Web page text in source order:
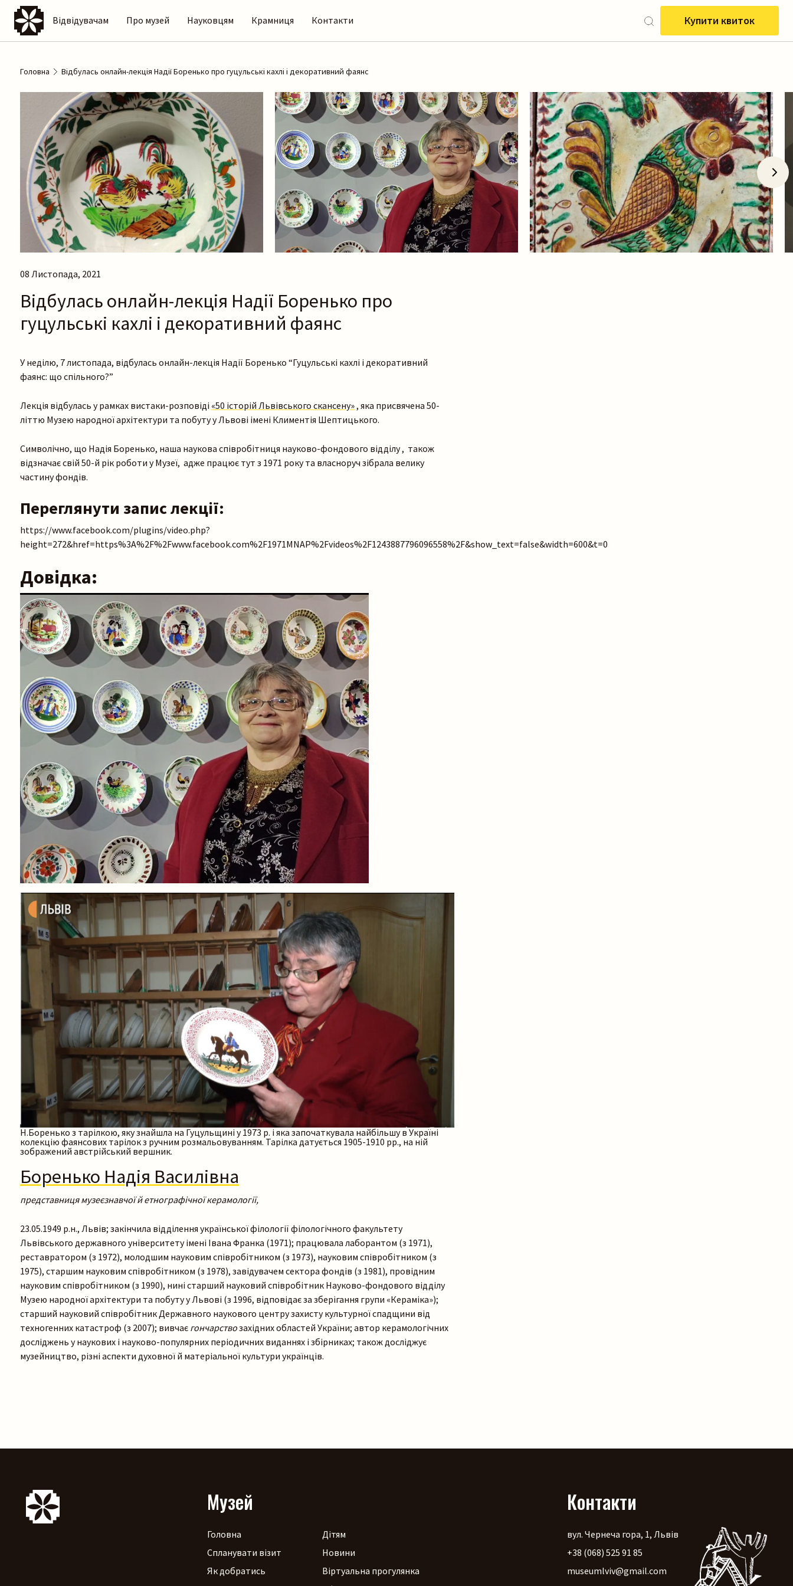
Пошук на сайті
Відвідувачам Про музей Науковцям Крамниця Контакти Купити квиток
Головна Відбулась онлайн-лекція Надії Боренько про гуцульські кахлі і декоративний фаянс
08 Листопада, 2021
Відбулась онлайн-лекція Надії Боренько про
гуцульські кахлі і декоративний фаянс
У неділю, 7 листопада, відбулась онлайн-лекція Надії Боренько “Гуцульські кахлі і декоративний
фаянс: що спільного?”
Лекція відбулась у рамках вистаки-розповіді «50 історій Львівського скансену», яка присвячена 50-
літтю Музею народної архітектури та побуту у Львові імені Климентія Шептицького.
Символічно, що Надія Боренько, наша наукова співробітниця науково-фондового відділу , також
відзначає свій 50-й рік роботи у Музеї, адже працює тут з 1971 року та власноруч зібрала велику
частину фондів.
Переглянути запис лекції:
https://www.facebook.com/plugins/video.php?
height=272&href=https%3A%2F%2Fwww.facebook.com%2F1971MNAP%2Fvideos%2F1243887796096558%2F&show_text=false&width=600&t=0
Довідка:
Н.Боренько з тарілкою, яку знайшла на Гуцульщині у 1973 р. і яка започаткувала найбільшу в Україні
колекцію фаянсових тарілок з ручним розмальовуванням. Тарілка датується 1905-1910 рр., на ній
зображений австрійський вершник.
Боренько Надія Василівна
представниця музеєзнавчої й етнографічної керамології,
23.05.1949 р.н., Львів; закінчила відділення української філології філологічного факультету
Львівського державного університету імені Івана Франка (1971); працювала лаборантом (з 1971),
реставратором (з 1972), молодшим науковим співробітником (з 1973), науковим співробітником (з
1975), старшим науковим співробітником (з 1978), завідувачем сектора фондів (з 1981), провідним
науковим співробітником (з 1990), нині старший науковий співробітник Науково-фондового відділу
Музею народної архітектури та побуту у Львові (з 1996, відповідає за зберігання групи «Кераміка»);
старший науковий співробітник Державного наукового центру захисту культурної спадщини від
техногенних катастроф (з 2007); вивчає гончарствозахідних областей України; автор керамологічних
досліджень у наукових і науково-популярних періодичних виданнях і збірниках; також досліджує
музейництво, різні аспекти духовної й матеріальної культури українців.
Музей
Головна
Спланувати візит
Як добратись
Дітям
Новини
Віртуальна прогулянка
Контакти
вул. Чернеча гора, 1, Львів
+38 (068) 525 91 85
museumlviv@gmail.com